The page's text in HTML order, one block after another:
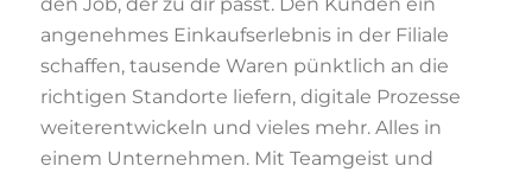
angenehmes Einkaufserlebnis in der Filiale
schaffen, tausende Waren pünktlich an die
richtigen Standorte liefern, digitale Prozesse
weiterentwickeln und vieles mehr. Alles in
einem Unternehmen. Mit Teamgeist und